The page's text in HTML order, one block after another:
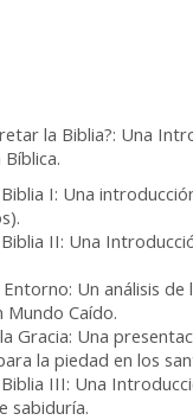
la Biblia?: Una
Bíblica.
I: Una
II: Una
Un análisis de
Mundo Caído.
Gracia: Una
la piedad en los
III: Una
sabiduría.